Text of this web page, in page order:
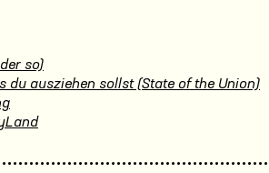
so)
du ausziehen sollst (State of the Union)